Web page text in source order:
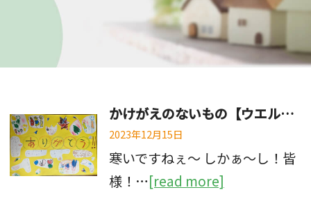
かけがえのないもの【ウエルネス守山】
2023年12月15日
寒いですねぇ〜 しかぁ〜し！皆
様！…[read more]